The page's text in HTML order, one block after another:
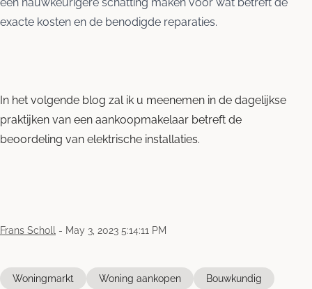
exacte kosten en de benodigde reparaties.
In het volgende blog zal ik u meenemen in de dagelijkse
praktijken van een aankoopmakelaar betreft de
beoordeling van elektrische installaties.
Frans Scholl - May 3, 2023 5:14:11 PM
Woningmarkt Woning aankopen Bouwkundig